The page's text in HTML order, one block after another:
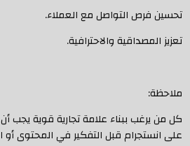
تحسين فرص التواصل مع العملاء.
تعزيز المصداقية والاحترافية.
ملاحظة:
كل من يرغب ببناء علامة تجارية قوية يجب أن
على انستجرام قبل التفكير في المحتوى أو